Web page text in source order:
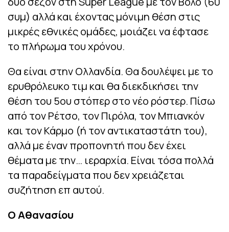
συμ) αλλά και έχοντας μόνιμη θέση στις
μικρές εθνικές ομάδες, μοιάζει να έφτασε
το πλήρωμα του χρόνου.
Θα είναι στην Ολλανδία. Θα δουλέψει με το
ερυθρόλευκο τιμ και θα διεκδικήσει την
θέση του 5ου στόπερ στο νέο ρόστερ. Πίσω
από τον Ρέτσο, τον Πιρόλα, τον Μπιανκόν
και τον Κάρμο (ή τον αντικαταστάτη του),
αλλά με έναν προπονητή που δεν έχει
θέματα με την… ιεραρχία. Είναι τόσα πολλά
τα παραδείγματα που δεν χρειάζεται
συζήτηση επ αυτού.
Ο Αθανασίου